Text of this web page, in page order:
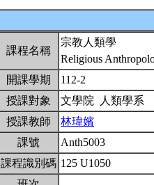
課程名稱
宗教人類學
Religious
開課學期
112-2
授課對象
文學院 人類學系
授課教師
林瑋嬪
課號
Anth5003
課程識別碼 125 U1050